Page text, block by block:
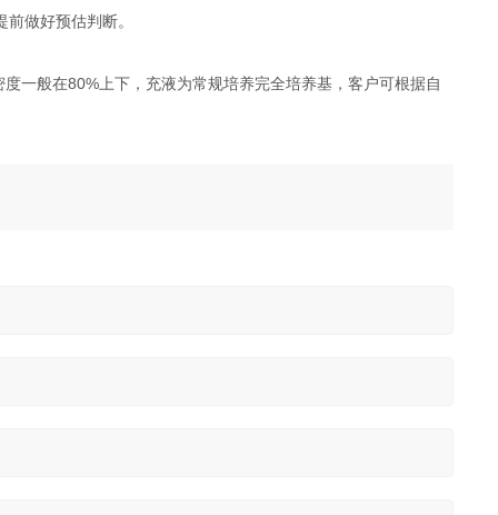
做好预估判断。
一般在80%上下，充液为常规培养完全培养基，客户可根据自